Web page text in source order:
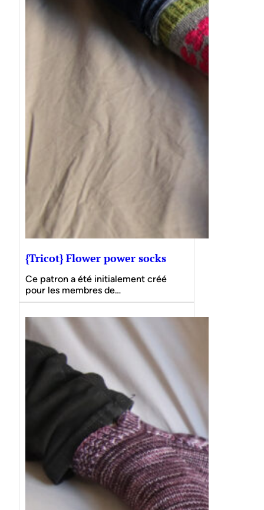
{Tricot} Flower power socks
Ce patron a été initialement créé
pour les membres de…